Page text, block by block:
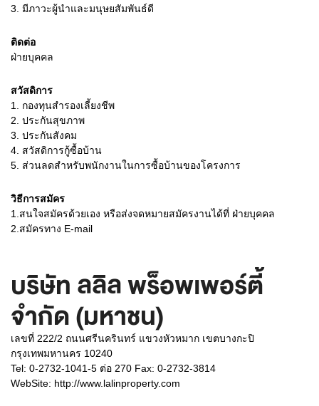
3. มีภาวะผู้นำและมนุษยสัมพันธ์ดี
ติดต่อ
ฝ่ายบุคคล
สวัสดิการ
1. กองทุนสำรองเลี้ยงชีพ
2. ประกันสุขภาพ
3. ประกันสังคม
4. สวัสดิการกู้ซื้อบ้าน
5. ส่วนลดสำหรับพนักงานในการซื้อบ้านของโครงการ
วิธีการสมัคร
1.สนใจสมัครด้วยเอง หรือส่งจดหมายสมัครงานได้ที่ ฝ่ายบุคคล
2.สมัครทาง E-mail
บริษัท ลลิล พร็อพเพอร์ตี้
จำกัด (มหาชน)
เลขที่ 222/2 ถนนศรีนครินทร์ แขวงหัวหมาก เขตบางกะปิ
กรุงเทพมหานคร 10240
Tel: 0-2732-1041-5 ต่อ 270 Fax: 0-2732-3814
WebSite: http://www.lalinproperty.com